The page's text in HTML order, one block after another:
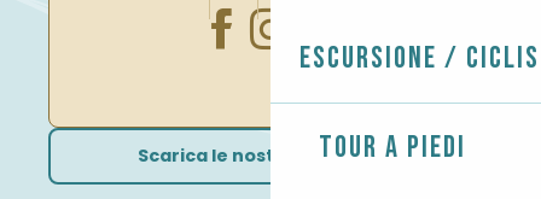
Escursione /
Tour a piedi
Scarica le nostre brochure